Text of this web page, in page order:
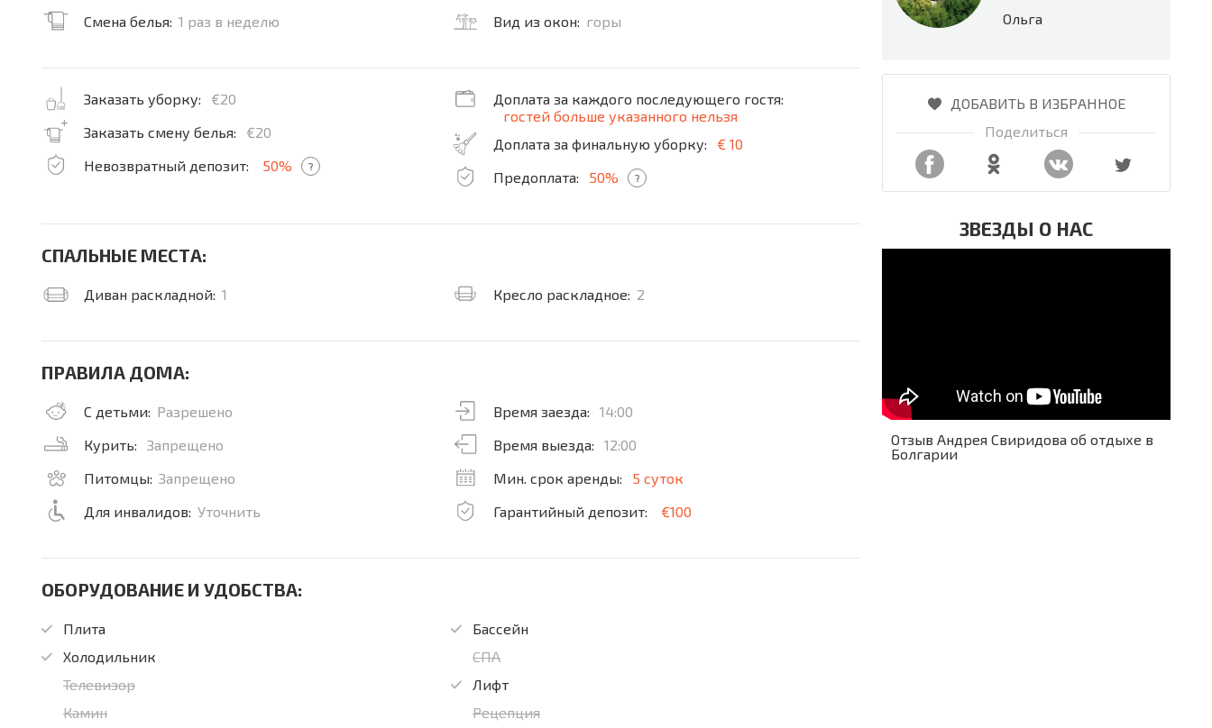
Ольга
ДОБАВИТЬ В ИЗБРАННОЕ
Поделиться
ЗВЕЗДЫ О НАС
Отзыв Андрея Свиридова об отдыхе в
Болгарии
Смена белья: 1 раз в неделю
Вид из окон: горы
Заказать уборку:
€20
Заказать смену белья:
€20
Невозвратный депозит:
50% ?
Доплата за каждого последующего гостя:
гостей больше указанного нельзя
Доплата за финальную уборку:
€ 10
Предоплата:
50% ?
СПАЛЬНЫЕ МЕСТА:
Диван раскладной: 1 Кресло раскладное: 2
ПРАВИЛА ДОМА:
С детьми: Разрешено
Курить:
Запрещено
Питомцы: Запрещено
Для инвалидов: Уточнить
Время заезда:
14:00
Время выезда:
12:00
Мин. срок аренды:
5 суток
Гарантийный депозит:
€100
ОБОРУДОВАНИЕ И УДОБСТВА:
Плита
Холодильник
Телевизор
Камин
Бассейн
СПА
Лифт
Рецепция